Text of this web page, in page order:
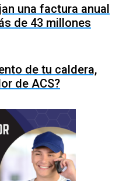
una factura anual
de 43 millones
de tu caldera,
de ACS?